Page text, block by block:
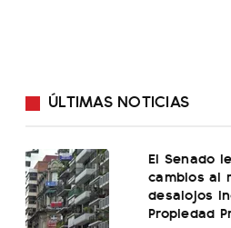
ÚLTIMAS NOTICIAS
El Senado
cambios al
desalojos
Propiedad